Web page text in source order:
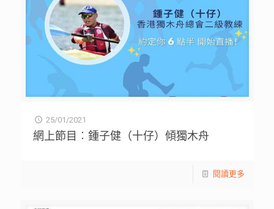
25/01/2021
網上節目︰鍾子健（十仔）傾獨木舟
閱讀更多